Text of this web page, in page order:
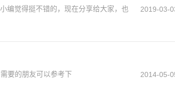
编觉得挺不错的，现在分享给大家，也
2019-03-
要的朋友可以参考下 2014-05-